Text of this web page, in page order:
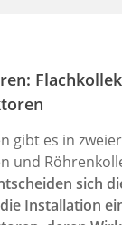
gibt es in
und
sich
Installation